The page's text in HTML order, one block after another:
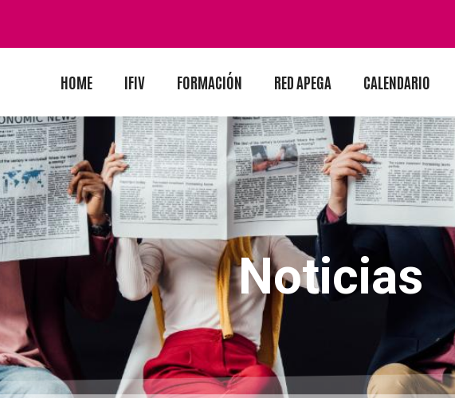
HOME IFIV FORMACIÓN RED APEGA CALENDARIO
Noticias